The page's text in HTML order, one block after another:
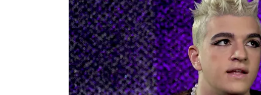
profesional: “Siempre había
sido una locura”, explica.
A la hora de interpretar…
“Me lo tomo como un juego, para
comodidad, es normal que